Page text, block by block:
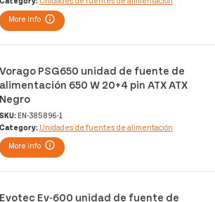
More Info
Vorago PSG650 unidad de fuente de
alimentación 650 W 20+4 pin ATX ATX
Negro
SKU: EN-385896-1
Category: Unidades de fuentes de alimentación
More Info
Evotec Ev-600 unidad de fuente de